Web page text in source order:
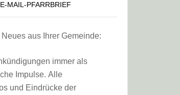
E-MAIL-PFARRBRIEF
aus Ihrer Gemeinde:
immer als
Impulse. Alle
und Eindrücke der